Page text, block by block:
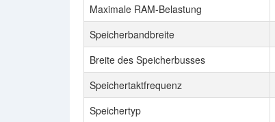
Maximale RAM-Belastung
Speicherbandbreite
Breite des Speicherbusses
Speichertaktfrequenz
Speichertyp